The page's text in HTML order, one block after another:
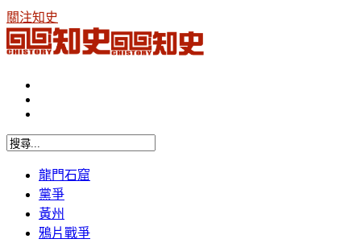
關注知史
龍門石窟
黨爭
黃州
鴉片戰爭